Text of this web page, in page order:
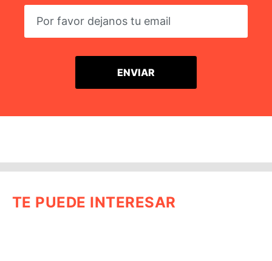
TE PUEDE INTERESAR